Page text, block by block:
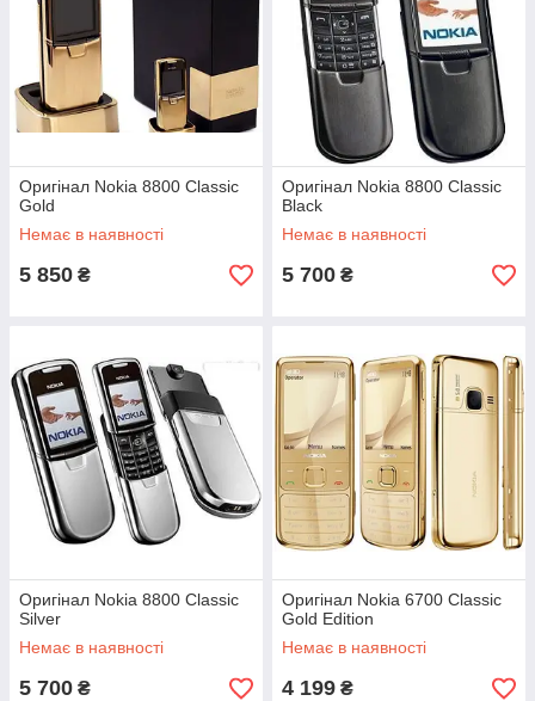
даних моделей виготовлені з високоякісних та дорогих
матеріалів, що робить їх якісними та надійними. Дані моделі
мобільних телефонів вже давно зарекомендували себе і
стали легендарними, тому не потребують особливої
презентації. Якщо Ви хочете доторкнутися до легенди та
підкреслити свій стиль, тоді варто задуматися про придбання
Оригінал Nokia 8800 Classic
Gold
Немає в наявності
5 850 ₴
Оригінал Nokia 8800 Classic
Black
Немає в наявності
5 700 ₴
Оригінал Nokia 8800 Classic
Silver
Немає в наявності
5 700 ₴
Оригінал Nokia 6700 Classic
Gold Edition
Немає в наявності
4 199 ₴